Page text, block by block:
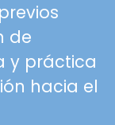
de
y práctica
hacia el